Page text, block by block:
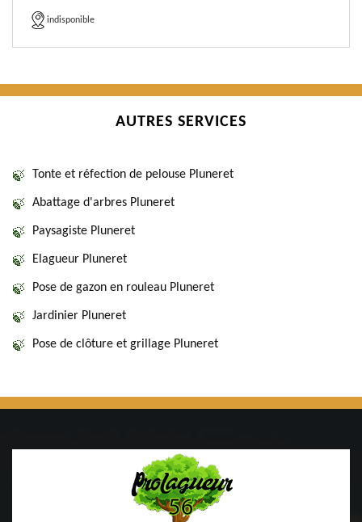
indisponible
AUTRES SERVICES
Tonte et réfection de pelouse Pluneret
Abattage d'arbres Pluneret
Paysagiste Pluneret
Elagueur Pluneret
Pose de gazon en rouleau Pluneret
Jardinier Pluneret
Pose de clôture et grillage Pluneret